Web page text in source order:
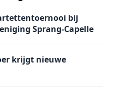
bij
Sprang-Capelle
krijgt nieuwe